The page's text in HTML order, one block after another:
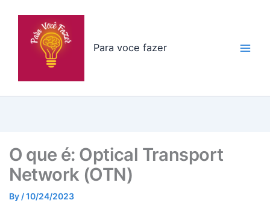
Para voce fazer
O que é: Optical Transport
Network (OTN)
By /10/24/2023